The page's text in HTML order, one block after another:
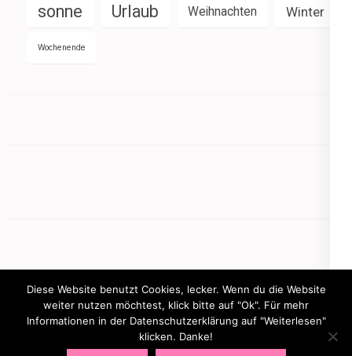
sonne Urlaub Weihnachten Winter
Wochenende
mamasbusiness.de
Diese Website benutzt Cookies, lecker. Wenn du die Website
weiter nutzen möchtest, klick bitte auf "Ok". Für mehr
Informationen in der Datenschutzerklärung auf "Weiterlesen"
klicken. Danke!